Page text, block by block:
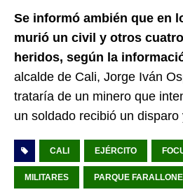
Se informó ambién que en
murió un civil y otros
heridos, según la
alcalde de Cali, Jorge Iván
trataría de un minero que
un soldado recibió un disparo
CALI EJÉRCITO
MILITARES PARQUE